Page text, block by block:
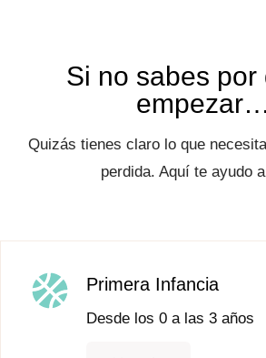
Si no sabes por
empezar…
Quizás tienes claro lo que
perdida. Aquí te ayudo
Primera Infancia
Desde los 0 a las 3 años